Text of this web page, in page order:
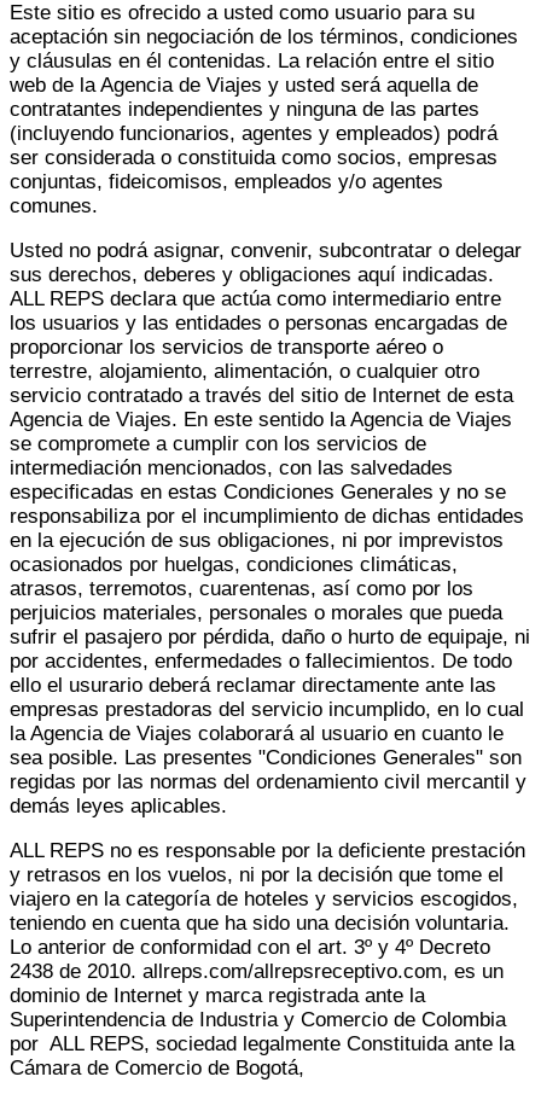
Este sitio es ofrecido a usted como usuario para su
aceptación sin negociación de los términos, condiciones
y cláusulas en él contenidas. La relación entre el sitio
web de la Agencia de Viajes y usted será aquella de
contratantes independientes y ninguna de las partes
(incluyendo funcionarios, agentes y empleados) podrá
ser considerada o constituida como socios, empresas
conjuntas, fideicomisos, empleados y/o agentes
comunes.
Usted no podrá asignar, convenir, subcontratar o delegar
sus derechos, deberes y obligaciones aquí indicadas.
ALL REPS declara que actúa como intermediario entre
los usuarios y las entidades o personas encargadas de
proporcionar los servicios de transporte aéreo o
terrestre, alojamiento, alimentación, o cualquier otro
servicio contratado a través del sitio de Internet de esta
Agencia de Viajes. En este sentido la Agencia de Viajes
se compromete a cumplir con los servicios de
intermediación mencionados, con las salvedades
especificadas en estas Condiciones Generales y no se
responsabiliza por el incumplimiento de dichas entidades
en la ejecución de sus obligaciones, ni por imprevistos
ocasionados por huelgas, condiciones climáticas,
atrasos, terremotos, cuarentenas, así como por los
perjuicios materiales, personales o morales que pueda
sufrir el pasajero por pérdida, daño o hurto de equipaje, ni
por accidentes, enfermedades o fallecimientos. De todo
ello el usurario deberá reclamar directamente ante las
empresas prestadoras del servicio incumplido, en lo cual
la Agencia de Viajes colaborará al usuario en cuanto le
sea posible. Las presentes "Condiciones Generales" son
regidas por las normas del ordenamiento civil mercantil y
demás leyes aplicables.
ALL REPS no es responsable por la deficiente prestación
y retrasos en los vuelos, ni por la decisión que tome el
viajero en la categoría de hoteles y servicios escogidos,
teniendo en cuenta que ha sido una decisión voluntaria.
Lo anterior de conformidad con el art. 3º y 4º Decreto
2438 de 2010. allreps.com/allrepsreceptivo.com, es un
dominio de Internet y marca registrada ante la
Superintendencia de Industria y Comercio de Colombia
por ALL REPS, sociedad legalmente Constituida ante la
Cámara de Comercio de Bogotá,